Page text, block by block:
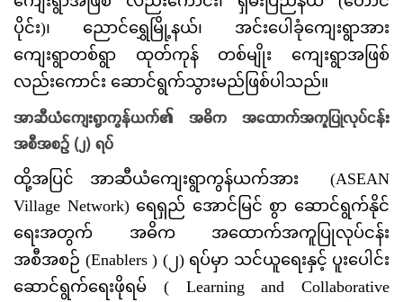
ပိုင်း)၊ ညောင်ရွှေမြို့နယ်၊ အင်းပေါခုံကျေးရွာအား
ကျေးရွာတစ်ရွာ ထုတ်ကုန် တစ်မျိုး ကျေးရွာအဖြစ်
လည်းကောင်း ဆောင်ရွက်သွားမည်ဖြစ်ပါသည်။
အာဆီယံကျေးရွာကွန်ယက်၏ အဓိက အထောက်အကူပြုလုပ်ငန်း
အစီအစဉ် (၂) ရပ်
ထို့အပြင် အာဆီယံကျေးရွာကွန်ယက်အား (ASEAN
Village Network) ရေရှည် အောင်မြင် စွာ ဆောင်ရွက်နိုင်
ရေးအတွက် အဓိက အထောက်အကူပြုလုပ်ငန်း
အစီအစဉ် (Enablers ) (၂) ရပ်မှာ သင်ယူရေးနှင့် ပူးပေါင်း
ဆောင်ရွက်ရေးဖိုရမ် ( Learning and Collaborative